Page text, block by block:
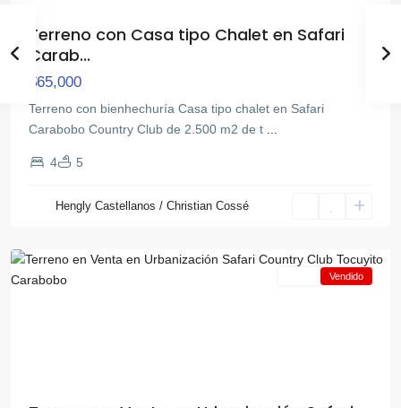
Terreno con Casa tipo Chalet en Safari
Carab...
$65,000
Terreno con bienhechuría Casa tipo chalet en Safari
Carabobo Country Club de 2.500 m2 de t
4 5
Hengly Castellanos / Christian Cossé
Safari,
Vendido